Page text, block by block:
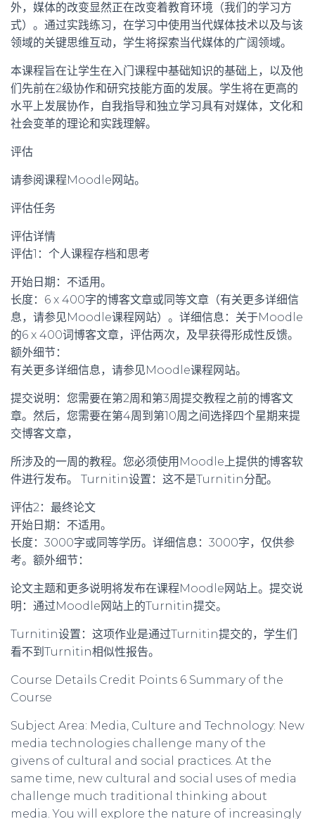
外，媒体的改变显然正在改变着教育环境（我们的学习方
式）。通过实践练习，在学习中使用当代媒体技术以及与该
领域的关键思维互动，学生将探索当代媒体的广阔领域。
本课程旨在让学生在入门课程中基础知识的基础上，以及他
们先前在2级协作和研究技能方面的发展。学生将在更高的
水平上发展协作，自我指导和独立学习具有对媒体，文化和
社会变革的理论和实践理解。
评估
请参阅课程Moodle网站。
评估任务
评估详情
评估1：个人课程存档和思考
开始日期：不适用。
长度：6 x 400字的博客文章或同等文章（有关更多详细信
息，请参见Moodle课程网站）。详细信息：关于Moodle
的6 x 400词博客文章，评估两次，及早获得形成性反馈。
额外细节：
有关更多详细信息，请参见Moodle课程网站。
提交说明：您需要在第2周和第3周提交教程之前的博客文
章。然后，您需要在第4周到第10周之间选择四个星期来提
交博客文章，
所涉及的一周的教程。您必须使用Moodle上提供的博客软
件进行发布。 Turnitin设置：这不是Turnitin分配。
评估2：最终论文
开始日期：不适用。
长度：3000字或同等学历。详细信息：3000字，仅供参
考。额外细节：
论文主题和更多说明将发布在课程Moodle网站上。提交说
明：通过Moodle网站上的Tu​​rnitin提交。
Turnitin设置：这项作业是通过Turnitin提交的，学生们
看不到Turnitin相似性报告。
Course Details Credit Points 6 Summary of the
Course
Subject Area: Media, Culture and Technology: New
media technologies challenge many of the
givens of cultural and social practices. At the
same time, new cultural and social uses of media
challenge much traditional thinking about
media. You will explore the nature of increasingly